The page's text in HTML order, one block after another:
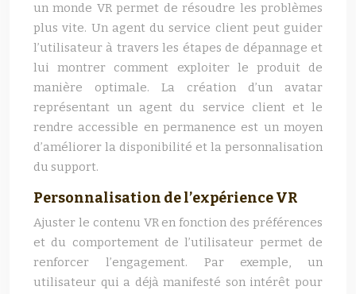
un monde VR permet de résoudre les problèmes
plus vite. Un agent du service client peut guider
l’utilisateur à travers les étapes de dépannage et
lui montrer comment exploiter le produit de
manière optimale. La création d’un avatar
représentant un agent du service client et le
rendre accessible en permanence est un moyen
d’améliorer la disponibilité et la personnalisation
du support.
Personnalisation de l’expérience VR
Ajuster le contenu VR en fonction des préférences
et du comportement de l’utilisateur permet de
renforcer l’engagement. Par exemple, un
utilisateur qui a déjà manifesté son intérêt pour